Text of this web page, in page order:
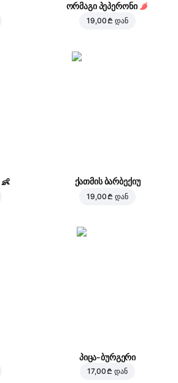
ორმაგი პეპერონი
19,00 ₾ დან
👶 ქათმის ბარბექიუ
19,00 ₾ დან
პიცა-ბურგერი
17,00 ₾ დან